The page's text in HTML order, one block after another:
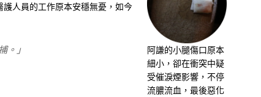
阿謙的小腿傷口原本
細小，卻在衝突中疑
受催淚煙影響，不停
流膿流血，最後惡化
人員的工作原本安穩無憂，如今
。」